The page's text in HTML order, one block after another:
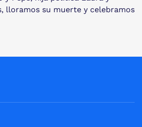
lloramos su muerte y celebramos